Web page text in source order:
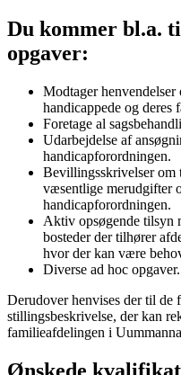
Du kommer bl.a.
opgaver:
Modtager
handicappede og deres
Foretage al
Udarbejdelse af
handicapforordningen.
Bevillingsskrivelser
væsentlige merudgifter
handicapforordningen.
Aktiv opsøgende tilsyn
bosteder der tilhører
hvor der kan være
Diverse ad hoc opgaver.
Derudover henvises der til de
stillingsbeskrivelse, der kan
familieafdelingen i
Ønskede